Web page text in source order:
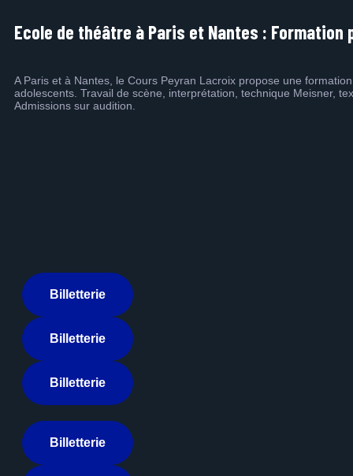
Ecole de théâtre à Paris et Nantes :
A Paris et à Nantes, le Cours Peyran Lacroix propose une
adolescents. Travail de scène, interprétation, technique Meisner,
Admissions sur audition.
Billetterie
Billetterie
Billetterie
Billetterie